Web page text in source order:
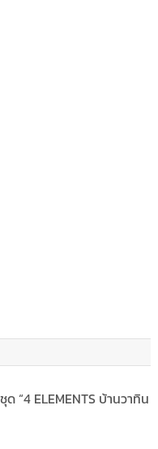
“4 ELEMENTS บ้านวาทิน